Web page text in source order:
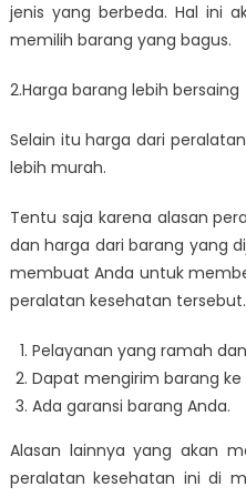
jenis yang berbeda. Hal ini
memilih barang yang bagus.
2.Harga barang lebih bersaing
Selain itu harga dari
lebih murah.
Tentu saja karena alasan
dan harga dari barang yang
membuat Anda untuk
peralatan kesehatan
Pelayanan yang ramah
Dapat mengirim barang
Ada garansi barang Anda.
Alasan lainnya yang akan
peralatan kesehatan ini di